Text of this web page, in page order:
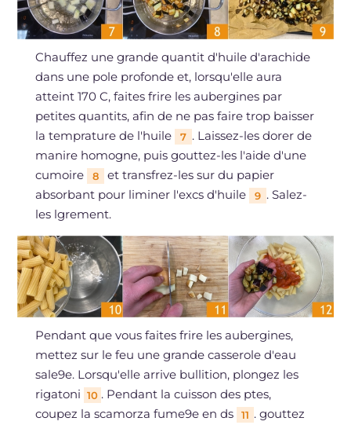
Chauffez une grande quantit d'huile d'arachide
dans une pole profonde et, lorsqu'elle aura
atteint 170 C, faites frire les aubergines par
petites quantits, afin de ne pas faire trop baisser
la temprature de l'huile
7 . Laissez-les dorer de
manire homogne, puis gouttez-les l'aide d'une
cumoire
8
et transfrez-les sur du papier
absorbant pour liminer l'excs d'huile
9 . Salez-
les lgrement.
Pendant que vous faites frire les aubergines,
mettez sur le feu une grande casserole d'eau
sale9e. Lorsqu'elle arrive bullition, plongez les
rigatoni 10 . Pendant la cuisson des ptes,
coupez la scamorza fume9e en ds
11 . gouttez